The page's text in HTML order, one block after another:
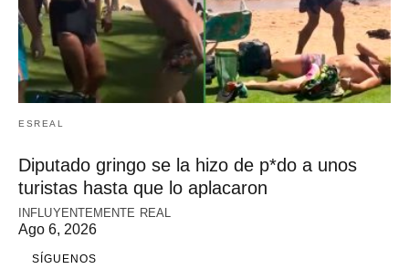
ESREAL
Diputado gringo se la hizo de p*do a unos
turistas hasta que lo aplacaron
INFLUYENTEMENTE REAL
Ago 6, 2026
SÍGUENOS